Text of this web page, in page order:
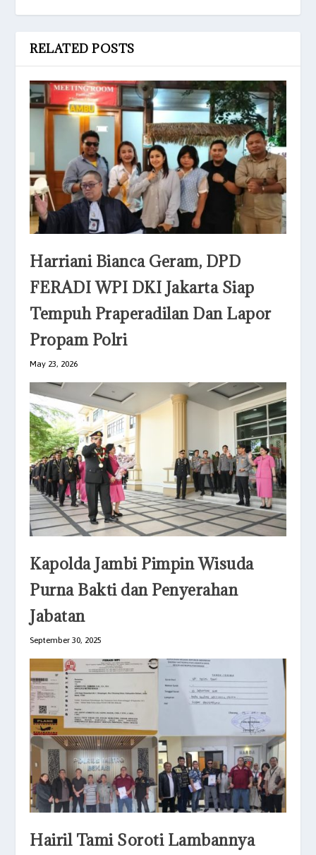
RELATED POSTS
Harriani Bianca Geram, DPD
FERADI WPI DKI Jakarta Siap
Tempuh Praperadilan Dan Lapor
Propam Polri
May 23, 2026
Kapolda Jambi Pimpin Wisuda
Purna Bakti dan Penyerahan
Jabatan
September 30, 2025
Hairil Tami Soroti Lambannya